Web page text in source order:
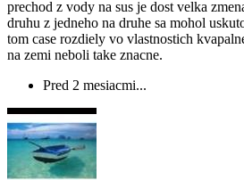
prechod z vody na sus je dost velka
druhu z jedneho na druhe sa mohol
tom case rozdiely vo vlastnostich
na zemi neboli take znacne.
Pred 2 mesiacmi...